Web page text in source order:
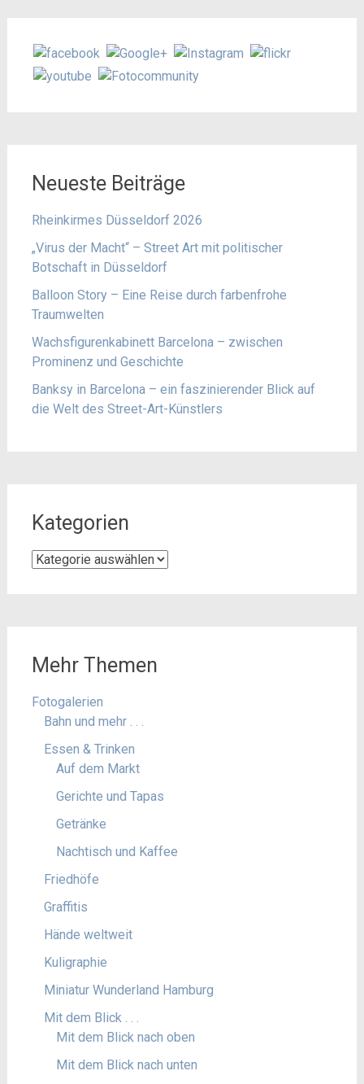
Neueste Beiträge
Rheinkirmes Düsseldorf 2026
„Virus der Macht“ – Street Art mit politischer
Botschaft in Düsseldorf
Balloon Story – Eine Reise durch farbenfrohe
Traumwelten
Wachsfigurenkabinett Barcelona – zwischen
Prominenz und Geschichte
Banksy in Barcelona – ein faszinierender Blick auf
die Welt des Street-Art-Künstlers
Kategorien
Kategorien
Mehr Themen
Fotogalerien
Bahn und mehr . . .
Essen & Trinken
Auf dem Markt
Gerichte und Tapas
Getränke
Nachtisch und Kaffee
Friedhöfe
Graffitis
Hände weltweit
Kuligraphie
Miniatur Wunderland Hamburg
Mit dem Blick . . .
Mit dem Blick nach oben
Mit dem Blick nach unten